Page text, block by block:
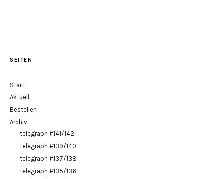
SEITEN
Start
Aktuell
Bestellen
Archiv
telegraph #141/142
telegraph #139/140
telegraph #137/138
telegraph #135/136